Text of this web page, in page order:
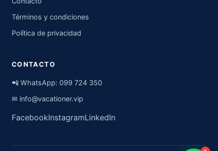
Términos y condiciones
Política de privacidad
CONTACTO
📲 WhatsApp: 099 724 350
✉ info@vacationer.vip
FacebookInstagramLinkedIn